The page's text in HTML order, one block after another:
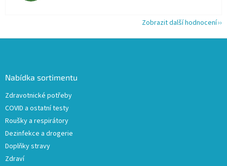
Zobrazit další hodnocení
Nabídka sortimentu
Zdravotnické potřeby
COVID a ostatní testy
Roušky a respirátory
Dezinfekce a drogerie
Doplňky stravy
Zdraví